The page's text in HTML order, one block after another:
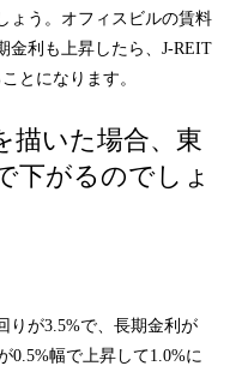
ょう。オフィスビルの賃料
金利も上昇したら、J-REIT
とになります。
描いた場合、東
下がるのでしょ
りが3.5%で、長期金利が
0.5%幅で上昇して1.0%に